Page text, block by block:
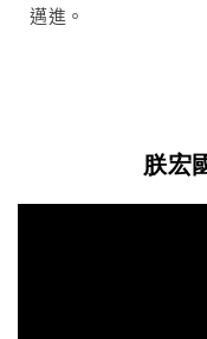
邁進。
朕宏